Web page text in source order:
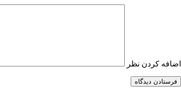
اضافه کردن نظر
فرستادن دیدگاه